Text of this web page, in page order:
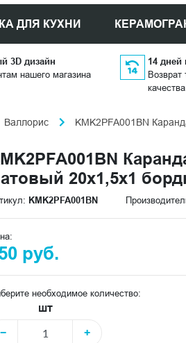
ДЛЯ КУХНИ
3D дизайн
нашего магазина
14 дней
Возврат
качества
Валлорис KMK2PFA001BN
20x1,5x1
KMK2PFA001BN
руб.
необходимое количество:
шт
−
+